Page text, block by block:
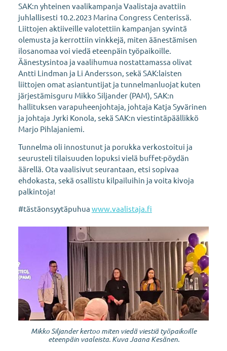
SAK:n yhteinen vaalikampanja Vaalistaja avattiin
juhlallisesti 10.2.2023 Marina Congress Centerissä.
Liittojen aktiiveille valotettiin kampanjan syvintä
olemusta ja kerrottiin vinkkejä, miten äänestämisen
ilosanomaa voi viedä eteenpäin työpaikoille.
Äänestysintoa ja vaalihumua nostattamassa olivat
Antti Lindman ja Li Andersson, sekä SAK:laisten
liittojen omat asiantuntijat ja tunnelmanluojat kuten
järjestämisguru Mikko Siljander (PAM), SAK:n
hallituksen varapuheenjohtaja, johtaja Katja Syvärinen
ja johtaja Jyrki Konola, sekä SAK:n viestintäpäällikkö
Marjo Pihlajaniemi.
Tunnelma oli innostunut ja porukka verkostoitui ja
seurusteli tilaisuuden lopuksi vielä buffet-pöydän
äärellä. Ota vaalisivut seurantaan, etsi sopivaa
ehdokasta, sekä osallistu kilpailuihin ja voita kivoja
palkintoja!
#tästäonsyytäpuhua www.vaalistaja.fi
Mikko Siljander kertoo miten viedä viestiä työpaikoille
eteenpäin vaaleista. Kuva Jaana Kesänen.